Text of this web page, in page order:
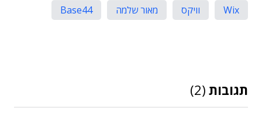
Wix וויקס מאור שלמה Base44
תגובות (2)